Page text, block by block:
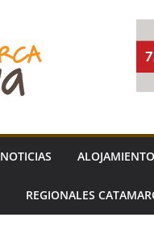
NOTICIAS
REGIONALES